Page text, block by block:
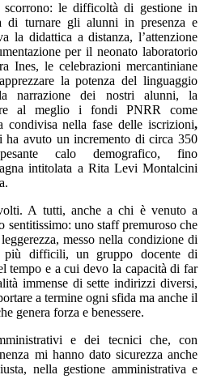
le difficoltà di gestione in
di turnare gli alunni in presenza e
la didattica a distanza, l’attenzione
per il neonato laboratorio
Ines, le celebrazioni mercantiniane
la potenza del linguaggio
narrazione dei nostri alunni, la
al meglio i fondi PNRR come
condivisanella fase delle iscrizioni,
avuto un incremento di circa 350
calo demografico, fino
intitolata a Rita Levi Montalcini
A tutti, anche a chi è venuto a
sentitissimo: uno staff premuroso che
messo nella condizione di
più difficili, un gruppo docente di
tempo e a cui devo la capacità di far
immense di sette indirizzi diversi,
a termine ogni sfida ma anche il
genera forza e benessere.
e dei tecnici che, con
mi hanno dato sicurezza anche
nella gestione amministrativa e